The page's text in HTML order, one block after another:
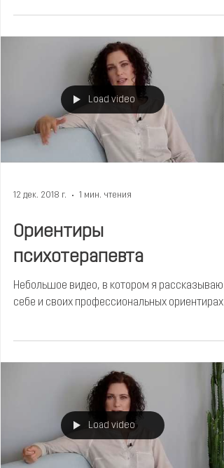
Load video
12 дек. 2018 г. 1 мин. чтения
Ориентиры
психотерапевта
Небольшое видео, в котором я рассказываю
себе и своих профессиональных ориентирах
Load video